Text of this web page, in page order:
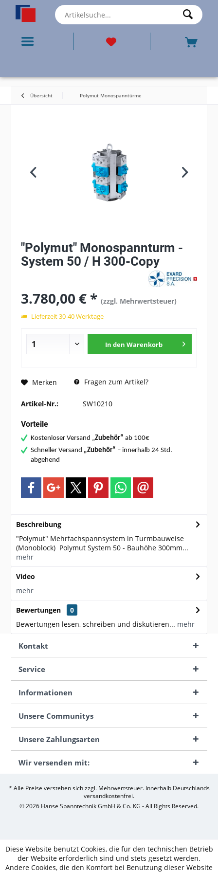
Übersicht Polymut Monospanntürme
"Polymut" Monospannturm -
System 50 / H 300-Copy
3.780,00 € *(zzgl. Mehrwertsteuer)
Lieferzeit 30-40 Werktage
In den Warenkorb
Merken Fragen zum Artikel?
Artikel-Nr.: SW10210
Vorteile
Kostenloser Versand „Zubehör“ ab 100€
Schneller Versand „Zubehör“ – innerhalb 24 Std.
abgehend
Beschreibung
"Polymut" Mehrfachspannsystem in Turmbauweise
(Monoblock) Polymut System 50 - Bauhöhe 300mm...
mehr
Video
mehr
Bewertungen
0
Bewertungen lesen, schreiben und diskutieren... mehr
Kontakt
Service
Informationen
Unsere Communitys
Unsere Zahlungsarten
Wir versenden mit:
* Alle Preise verstehen sich zzgl. Mehrwertsteuer. Innerhalb Deutschlands
versandkostenfrei.
© 2026 Hanse Spanntechnik GmbH & Co. KG - All Rights Reserved.
Diese Website benutzt Cookies, die für den technischen Betrieb
der Website erforderlich sind und stets gesetzt werden.
Andere Cookies, die den Komfort bei Benutzung dieser Website